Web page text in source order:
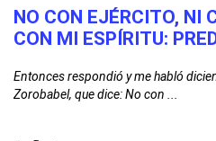
NO CON EJÉRCITO, NI
CON MI ESPÍRITU:
Entonces respondió y me habló
Zorobabel, que dice: No con ...